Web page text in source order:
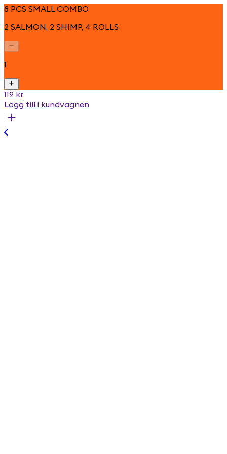
8 PCS SMALL COMBO
2 SALMON, 2 SHIMP, 4 ROLLS
1
119 kr
Lägg till i kundvagnen